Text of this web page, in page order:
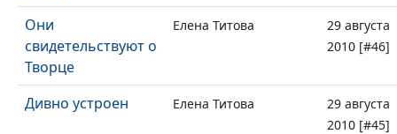
Они
свидетельствуют о
Творце
Елена Титова
29 августа
2010 [#46]
Дивно устроен Елена Титова
29 августа
2010 [#45]